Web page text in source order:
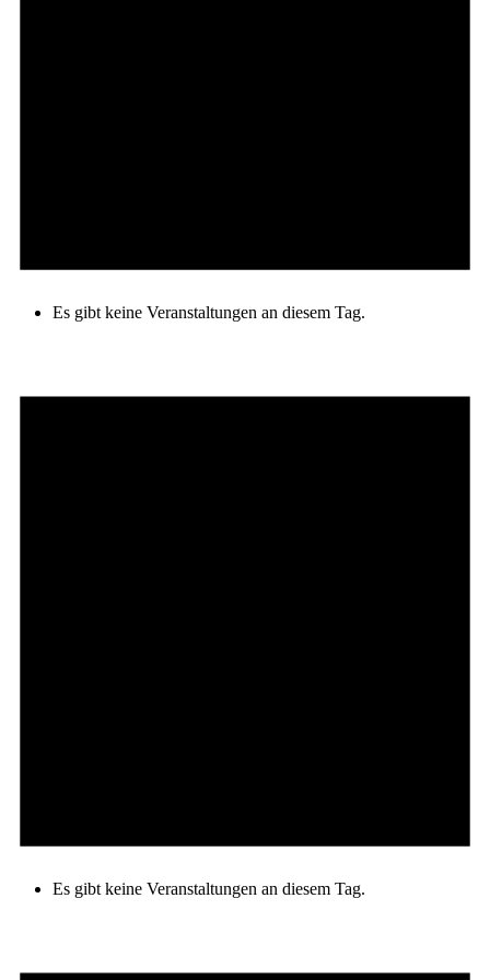
Es gibt keine Veranstaltungen an diesem Tag.
Es gibt keine Veranstaltungen an diesem Tag.